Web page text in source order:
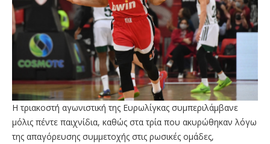
Η τριακοστή αγωνιστική της Ευρωλίγκας συμπεριλάμβανε
μόλις πέντε παιχνίδια, καθώς στα τρία που ακυρώθηκαν λόγω
της απαγόρευσης συμμετοχής στις ρωσικές ομάδες,